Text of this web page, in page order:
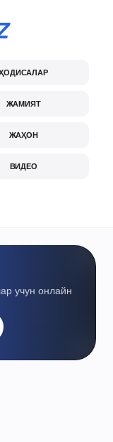
ЖАМИЯТ
ЖАҲОН
ВИДЕО
учун онлайн